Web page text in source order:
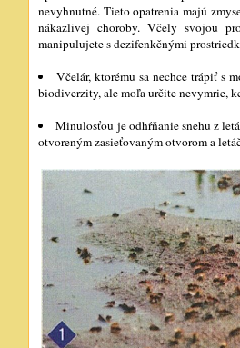
nevyhnutné. Tieto opatrenia majú
nákazlivej choroby. Včely svojou
manipulujete s dezifenkčnými
Včelár, ktorému sa nechce trápiť s
biodiverzity, ale moľa určite nevymrie,
Minulosťou je odhŕňanie snehu z
otvoreným zasieťovaným otvorom a